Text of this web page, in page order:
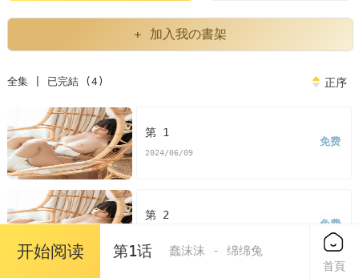
+ 加入我の書架
全集 | 已完結 (4) 正序
第 1
2024/06/09
免费
第 2
免费
开始阅读 第1话 蠢沫沫 - 绵绵兔
首頁